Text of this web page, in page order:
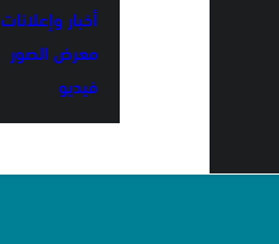
أخبار وإعلانات
معرض الصور
فيديو